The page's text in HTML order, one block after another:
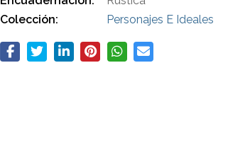
Colección:
Personajes E Ideales